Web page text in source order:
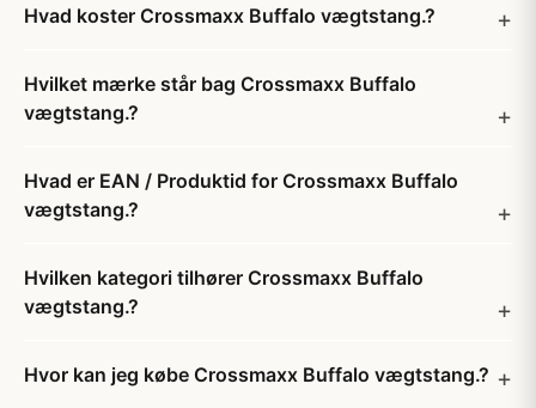
Hvad koster Crossmaxx Buffalo vægtstang.?
Hvilket mærke står bag Crossmaxx Buffalo
vægtstang.?
Hvad er EAN / Produktid for Crossmaxx Buffalo
vægtstang.?
Hvilken kategori tilhører Crossmaxx Buffalo
vægtstang.?
Hvor kan jeg købe Crossmaxx Buffalo vægtstang.?